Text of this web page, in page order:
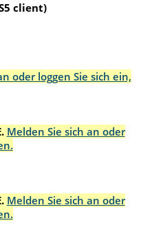
client)
oder loggen Sie sich ein,
Melden Sie sich an oder
Melden Sie sich an oder